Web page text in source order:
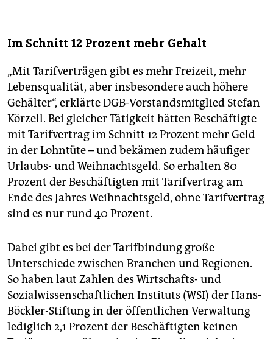
Im Schnitt 12 Prozent mehr Gehalt
„Mit Tarifverträgen gibt es mehr Freizeit, mehr
Lebensqualität, aber insbesondere auch höhere
Gehälter“, erklärte DGB-Vorstandsmitglied Stefan
Körzell. Bei gleicher Tätigkeit hätten Beschäftigte
mit Tarifvertrag im Schnitt 12 Prozent mehr Geld
in der Lohntüte – und bekämen zudem häufiger
Urlaubs- und Weihnachtsgeld. So erhalten 80
Prozent der Beschäftigten mit Tarifvertrag am
Ende des Jahres Weihnachtsgeld, ohne Tarifvertrag
sind es nur rund 40 Prozent.
Dabei gibt es bei der Tarifbindung große
Unterschiede zwischen Branchen und Regionen.
So haben laut Zahlen des Wirtschafts- und
Sozialwissenschaftlichen Instituts (WSI) der Hans-
Böckler-Stiftung in der öffentlichen Verwaltung
lediglich 2,1 Prozent der Beschäftigten keinen